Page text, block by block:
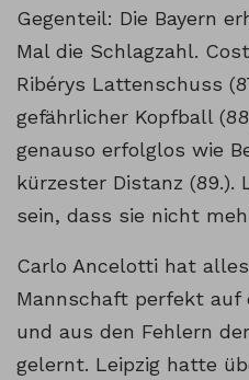
Gegenteil: Die Bayern
Mal die Schlagzahl.
Ribérys Lattenschuss
gefährlicher Kopfball
genauso erfolglos wie
kürzester Distanz (89.).
sein, dass sie nicht
Carlo Ancelotti hat
Mannschaft perfekt auf
und aus den Fehlern
gelernt. Leipzig hatte